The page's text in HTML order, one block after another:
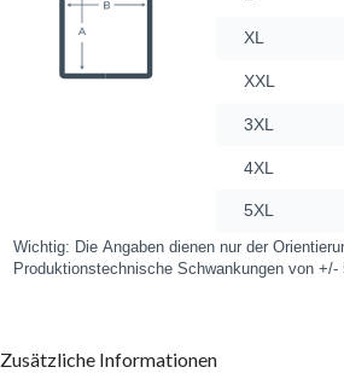
Zusätzliche Informationen